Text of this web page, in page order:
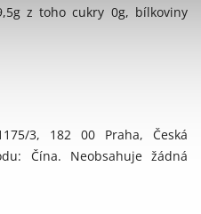
z toho cukry 0g, bílkoviny
3, 182 00 Praha, Česká
Čína. Neobsahuje žádná